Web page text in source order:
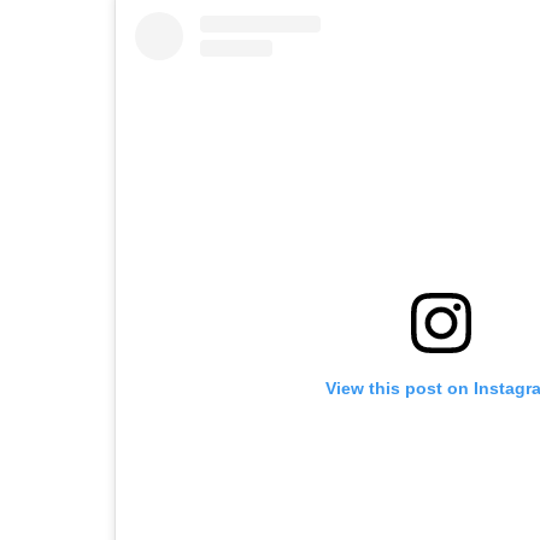
View this post on